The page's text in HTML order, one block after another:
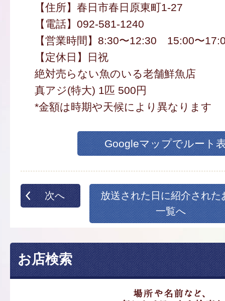
【住所】春日市春日原東町1-27
【電話】092-581-1240
【営業時間】8:30〜12:30 15:00〜
【定休日】日祝
絶対売らない魚のいる老舗鮮魚店
真アジ(特大) 1匹 500円
*金額は時期や天候により異なります
Googleマップでルート
次へ
放送された日に紹介された
一覧へ
お店検索